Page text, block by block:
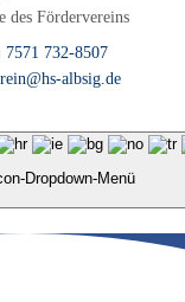
des Fördervereins
732-8507
albsig.de